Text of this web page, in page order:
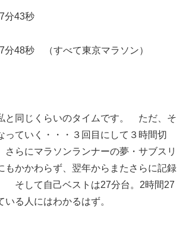
分43秒
48秒 （すべて東京マラソン）
と同じくらいのタイムです。 ただ、そ
っていく・・・３回目にして３時間切
らにマラソンランナーの夢・サブスリ
もかかわらず、翌年からまたさらに記録
そして自己ベストは27分台。2時間27
いる人にはわかるはず。